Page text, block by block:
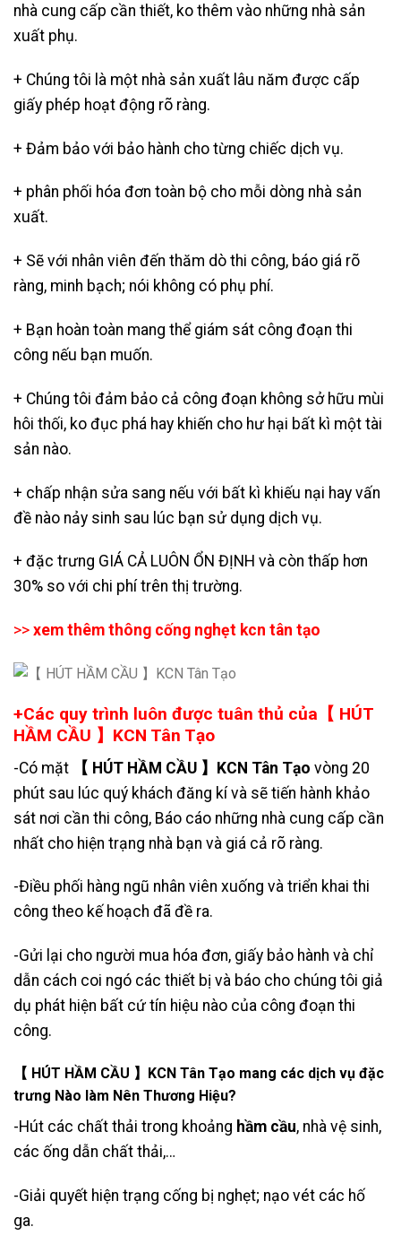
nhà cung cấp cần thiết, ko thêm vào những nhà sản
xuất phụ.
+ Chúng tôi là một nhà sản xuất lâu năm được cấp
giấy phép hoạt động rõ ràng.
+ Đảm bảo với bảo hành cho từng chiếc dịch vụ.
+ phân phối hóa đơn toàn bộ cho mỗi dòng nhà sản
xuất.
+ Sẽ với nhân viên đến thăm dò thi công, báo giá rõ
ràng, minh bạch; nói không có phụ phí.
+ Bạn hoàn toàn mang thể giám sát công đoạn thi
công nếu bạn muốn.
+ Chúng tôi đảm bảo cả công đoạn không sở hữu mùi
hôi thối, ko đục phá hay khiến cho hư hại bất kì một tài
sản nào.
+ chấp nhận sửa sang nếu với bất kì khiếu nại hay vấn
đề nào nảy sinh sau lúc bạn sử dụng dịch vụ.
+ đặc trưng GIÁ CẢ LUÔN ỔN ĐỊNH và còn thấp hơn
30% so với chi phí trên thị trường.
>> xem thêm thông cống nghẹt kcn tân tạo
+Các quy trình luôn được tuân thủ của【 HÚT
HẦM CẦU 】KCN Tân Tạo
-Có mặt 【 HÚT HẦM CẦU 】KCN Tân Tạo vòng 20
phút sau lúc quý khách đăng kí và sẽ tiến hành khảo
sát nơi cần thi công, Báo cáo những nhà cung cấp cần
nhất cho hiện trạng nhà bạn và giá cả rõ ràng.
-Điều phối hàng ngũ nhân viên xuống và triển khai thi
công theo kế hoạch đã đề ra.
-Gửi lại cho người mua hóa đơn, giấy bảo hành và chỉ
dẫn cách coi ngó các thiết bị và báo cho chúng tôi giả
dụ phát hiện bất cứ tín hiệu nào của công đoạn thi
công.
【 HÚT HẦM CẦU 】KCN Tân Tạo mang các dịch vụ đặc
trưng Nào làm Nên Thương Hiệu?
-Hút các chất thải trong khoảng hầm cầu, nhà vệ sinh,
các ống dẫn chất thải,…
-Giải quyết hiện trạng cống bị nghẹt; nạo vét các hố
ga.